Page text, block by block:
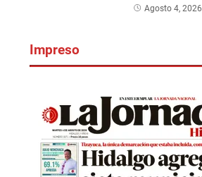
Agosto 4, 2026
Impreso